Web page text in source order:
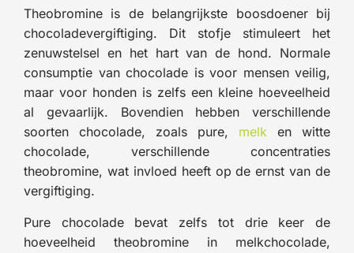
Theobromine is de belangrijkste boosdoener bij
chocoladevergiftiging. Dit stofje stimuleert het
zenuwstelsel en het hart van de hond. Normale
consumptie van chocolade is voor mensen veilig,
maar voor honden is zelfs een kleine hoeveelheid
al gevaarlijk. Bovendien hebben verschillende
soorten chocolade, zoals pure, melk en witte
chocolade, verschillende concentraties
theobromine, wat invloed heeft op de ernst van de
vergiftiging.
Pure chocolade bevat zelfs tot drie keer de
hoeveelheid theobromine in melkchocolade,